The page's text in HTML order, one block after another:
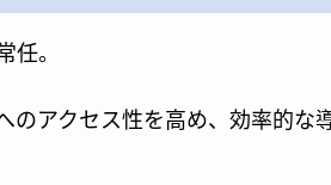
。
アクセス性を高め、効率的な